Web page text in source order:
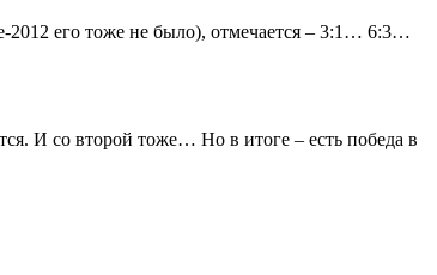
его тоже не было), отмечается – 3:1… 6:3…
И со второй тоже… Но в итоге – есть победа в